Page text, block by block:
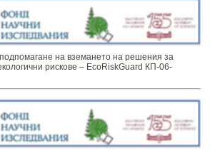
на вземането на решения за
рискове – EcoRiskGuard КП-06-